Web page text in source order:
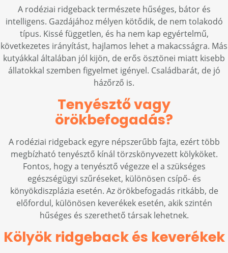
A rodéziai ridgeback természete hűséges, bátor és
intelligens. Gazdájához mélyen kötődik, de nem tolakodó
típus. Kissé független, és ha nem kap egyértelmű,
következetes irányítást, hajlamos lehet a makacsságra. Más
kutyákkal általában jól kijön, de erős ösztönei miatt kisebb
állatokkal szemben figyelmet igényel. Családbarát, de jó
házőrző is.
Tenyésztő vagy
örökbefogadás?
A rodéziai ridgeback egyre népszerűbb fajta, ezért több
megbízható tenyésztő kínál törzskönyvezett kölyköket.
Fontos, hogy a tenyésztő végezze el a szükséges
egészségügyi szűréseket, különösen csípő- és
könyökdiszplázia esetén. Az örökbefogadás ritkább, de
előfordul, különösen keverékek esetén, akik szintén
hűséges és szerethető társak lehetnek.
Kölyök ridgeback és keverékek